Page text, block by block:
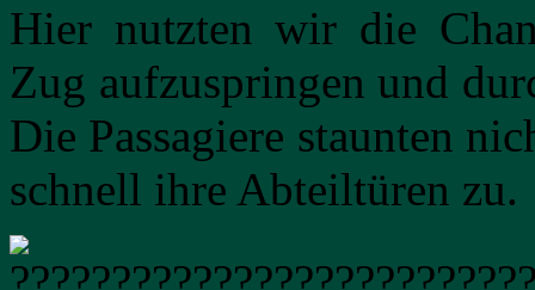
Hier nutzten wir die
Zug aufzuspringen und
Die Passagiere staunten
schnell ihre Abteiltüren zu.